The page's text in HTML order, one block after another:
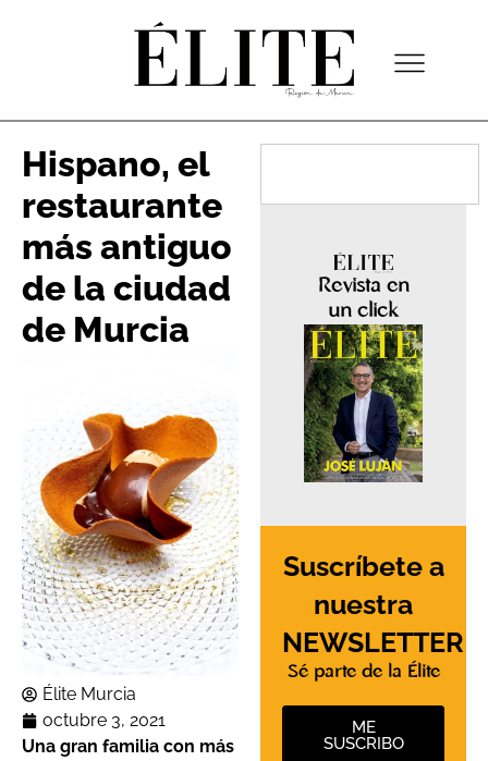
Hispano, el
restaurante
más antiguo
de la ciudad
de Murcia
Élite Murcia
octubre 3, 2021
Una gran familia con más
Revista en
un click
Suscríbete a
nuestra
NEWSLETTER
Sé parte de la Élite
ME
SUSCRIBO